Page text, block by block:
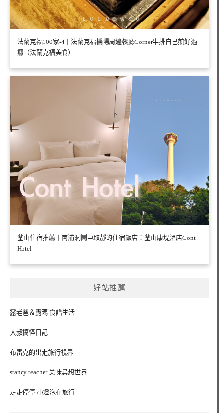
法蘭克福100家-4｜法蘭克福機場周邊餐廳Corner牛排自己煎好過
癮（法蘭克福美食）
釜山住宿推薦｜南浦洞鬧中取靜的住宿飯店：釜山康堤酒店Cont
Hotel
好站推薦
露老爸＆露瑪 食譜生活
大叔搞怪日記
布雷克的出走旅行視界
stancy teacher 美味異想世界
走走停停 小燈泡在旅行